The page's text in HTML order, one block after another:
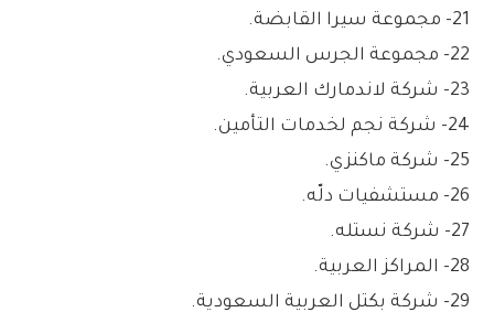
21- مجموعة سيرا القابضة.
22- مجموعة الجرس السعودي.
23- شركة لاندمارك العربية.
24- شركة نجم لخدمات التأمين.
25- شركة ماكنزي.
26- مستشفيات دلّه.
27- شركة نستله.
28- المراكز العربية.
29- شركة بكتل العربية السعودية.